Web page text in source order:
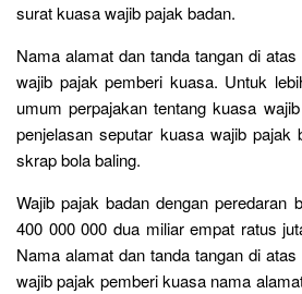
surat kuasa wajib pajak badan.
Nama alamat dan tanda tangan di
wajib pajak pemberi kuasa. Untuk
umum perpajakan tentang kuasa
penjelasan seputar kuasa wajib pajak
skrap bola baling.
Wajib pajak badan dengan peredaran
400 000 000 dua miliar empat ratus
Nama alamat dan tanda tangan di
wajib pajak pemberi kuasa nama